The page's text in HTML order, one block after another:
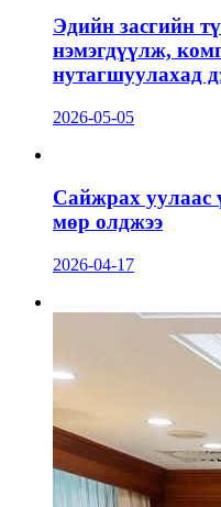
Эдийн засгийн
нэмэгдүүлж,
нутагшуулахад
2026-05-05
Сайжрах уулаас
мөр олджээ
2026-04-17